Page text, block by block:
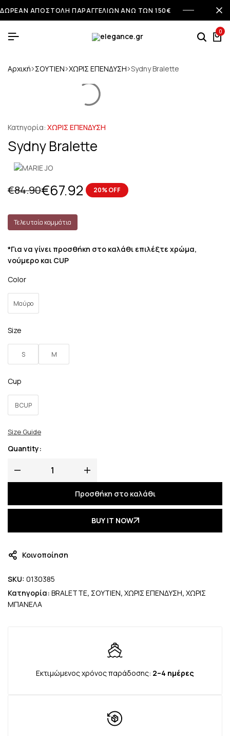
ΔΩΡΕΑΝ ΑΠΟΣΤΟΛΗ ΠΑΡΑΓΓΕΛΙΩΝ ΑΝΩ ΤΩΝ 150€
0
Αρχική ΣΟΥΤΙΕΝ ΧΩΡΙΣ ΕΠΕΝΔΥΣΗ Sydny Bralette
Κατηγορία: ΧΩΡΙΣ ΕΠΕΝΔΥΣΗ
Sydny Bralette
€84.90€67.92 20% OFF
Τελευταία κομμάτια
*Για να γίνει προσθήκη στο καλάθι επιλέξτε χρώμα,
νούμερο και CUP
Color
Μαύρο
Size
S M
Cup
B CUP
Size Guide
Quantity:
Προσθήκη στο καλάθι
BUY IT NOW
Κοινοποίηση
SKU: 0130385
Κατηγορία: BRALETTE, ΣΟΥΤΙΕΝ, ΧΩΡΙΣ ΕΠΕΝΔΥΣΗ, ΧΩΡΙΣ
ΜΠΑΝΕΛΑ
Εκτιμώμενος χρόνος παράδοσης: 2–4 ημέρες